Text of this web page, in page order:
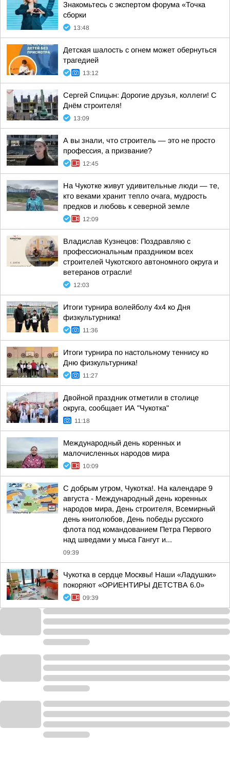
Знакомьтесь с экспертом форума «Точка
сборки
13:48
Детская шалость с огнем может обернуться
трагедией
13:12
Сергей Спицын: Дорогие друзья, коллеги! С
Днём строителя!
13:09
А вы знали, что строитель — это не просто
профессия, а призвание?
12:45
На Чукотке живут удивительные люди — те,
кто веками хранит тепло очага, мудрость
предков и любовь к северной земле
12:09
Владислав Кузнецов: Поздравляю с
профессиональным праздником всех
строителей Чукотского автономного округа и
ветеранов отрасли!
12:03
Итоги турнира волейболу 4х4 ко Дня
физкультурника!
11:36
Итоги турнира по настольному теннису ко
Дню физкультурника!
11:27
Двойной праздник отметили в столице
округа, сообщает ИА "Чукотка"
11:18
Международный день коренных и
малочисленных народов мира
10:09
С добрым утром, Чукотка!. На календаре 9
августа - Международный день коренных
народов мира, День строителя, Всемирный
день книголюбов, День победы русского
флота под командованием Петра Первого
над шведами у мыса Гангут и...
09:39
Чукотка в сердце Москвы! Наши «Ладушки»
покоряют «ОРИЕНТИРЫ ДЕТСТВА 6.0»
09:39